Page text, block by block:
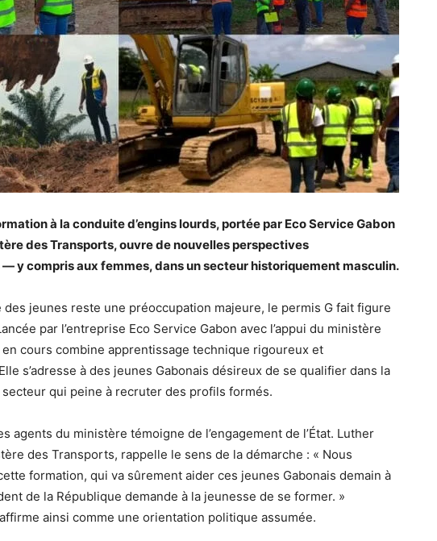
à la conduite d’engins lourds, portée par Eco Service Gabon
des Transports, ouvre de nouvelles perspectives
y compris aux femmes, dans un secteur historiquement masculin.
des jeunes reste une préoccupation majeure, le permis G fait figure
par l’entreprise Eco Service Gabon avec l’appui du ministère
cours combine apprentissage technique rigoureux et
s’adresse à des jeunes Gabonais désireux de se qualifier dans la
qui peine à recruter des profils formés.
agents du ministère témoigne de l’engagement de l’État. Luther
des Transports, rappelle le sens de la démarche : « Nous
formation, qui va sûrement aider ces jeunes Gabonais demain à
de la République demande à la jeunesse de se former. »
ainsi comme une orientation politique assumée.